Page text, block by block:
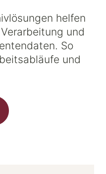
helfen
und
So
und